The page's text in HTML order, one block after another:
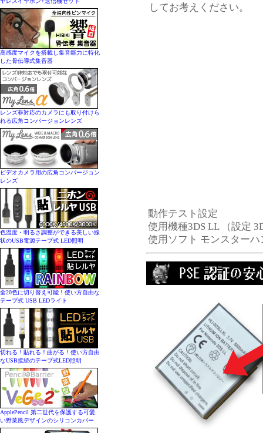
高感度マイクを搭載し集音能力に特化
した骨伝導式集音器
レンズ非対応のカメラにも取り付けら
れる広角コンバージョンレンズ
ビデオカメラ用の広角コンバージョン
レンズ
色温度・明るさ調整ができる美しい線
状のUSB電源テープ式 LED照明
全20色に切り替え可能！使い方自由な
テープ式 USB LEDライト
切れる！貼れる！曲がる！使い方自由
なUSB接続のテープ式LED照明
ApplePencil 第二世代を保護する可愛
い野菜風デザインのシリコンカバー
してお考えください。
動作テスト設定
使用機種3DS LL （設定
使用ソフト モンスター